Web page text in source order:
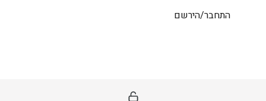
התחבר/הירשם